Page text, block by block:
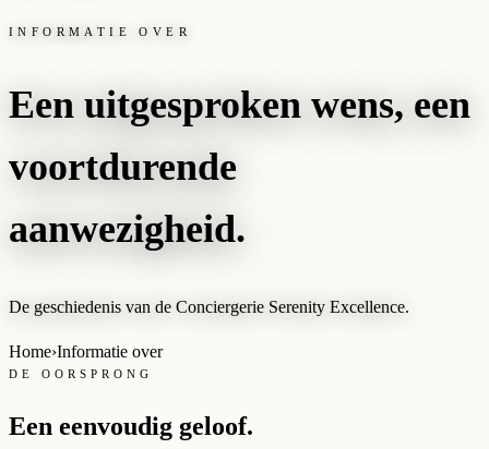
INFORMATIE OVER
Een uitgesproken wens, een
voortdurende
aanwezigheid.
De geschiedenis van de Conciergerie Serenity Excellence.
Home›Informatie over
DE OORSPRONG
Een eenvoudig geloof.